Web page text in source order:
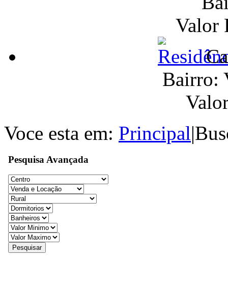
Valor
Bairro:
Voce esta em: Principal|
Pesquisa Avançada